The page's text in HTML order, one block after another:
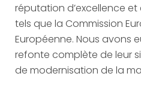
réputation d’excellence
tels que la Commission
Européenne. Nous avons
refonte complète de leur
de modernisation de la